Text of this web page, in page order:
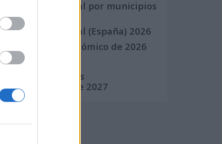
Calendario Laboral por municipios
(España)
Calendario Laboral (España) 2026
Calendario Astronómico de 2026
Lunar
Calendario de Días
Internacionales de 2027